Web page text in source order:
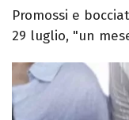
Promossi e
29 luglio, "un